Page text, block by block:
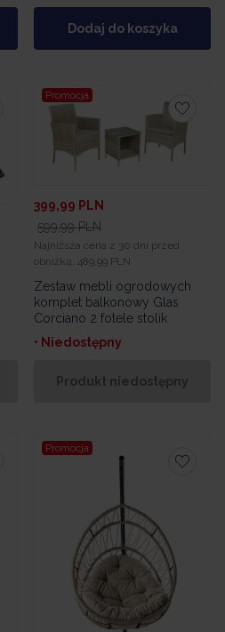
Dodaj do koszyka
Promocja
399,99 PLN
599,99 PLN
Najniższa cena z 30 dni przed
obniżką:
489,99 PLN
Zestaw mebli ogrodowych
komplet balkonowy Glas
Corciano 2 fotele stolik
• Niedostępny
Produkt niedostępny
Promocja